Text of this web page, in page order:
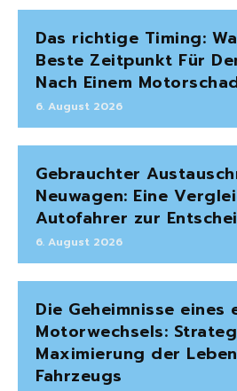
Das richtige Timing:
Beste Zeitpunkt Für
Nach Einem
6. August 2026
Gebrauchter
Neuwagen: Eine
Autofahrer zur
6. August 2026
Die Geheimnisse
Motorwechsels:
Maximierung der
Fahrzeugs